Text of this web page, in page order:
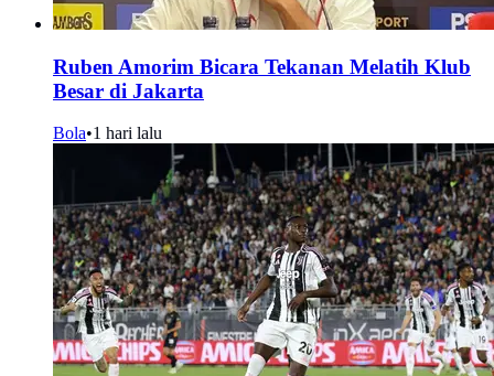
Ruben Amorim Bicara Tekanan Melatih Klub
Besar di Jakarta
Bola•1 hari lalu